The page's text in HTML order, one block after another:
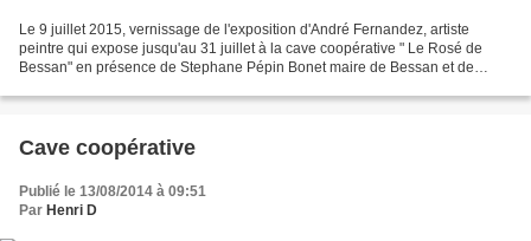
Le 9 juillet 2015, vernissage de l'exposition d'André Fernandez, artiste
peintre qui expose jusqu'au 31 juillet à la cave coopérative " Le Rosé de
Bessan" en présence de Stephane Pépin Bonet maire de Bessan et de
Cave coopérative
Publié le 13/08/2014 à 09:51
Par Henri D